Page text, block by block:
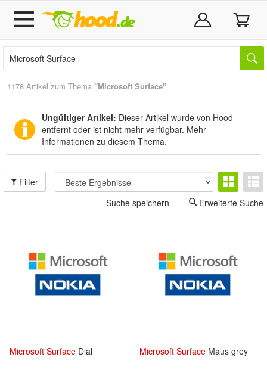
1178 Artikel zum Thema "Microsoft Surface"
Ungültiger Artikel: Dieser Artikel wurde von Hood
entfernt oder ist nicht mehr verfügbar. Mehr
Informationen zu diesem Thema.
Filter
Suche speichern
Erweiterte Suche
Microsoft Surface Dial Microsoft Surface Maus grey